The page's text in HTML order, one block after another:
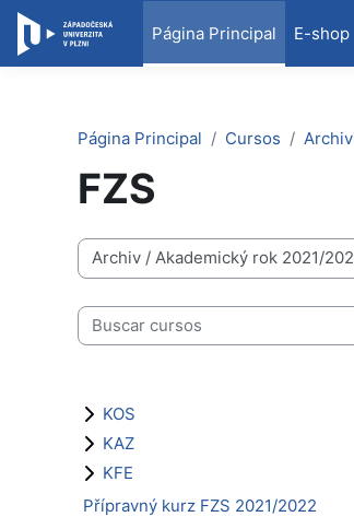
Salta al contenido principal
Página Principal
E-shop
Página Principal
Cursos Archiv
FZS
Categorías
Buscar cursos
KOS
KAZ
KFE
Přípravný kurz FZS 2021/2022